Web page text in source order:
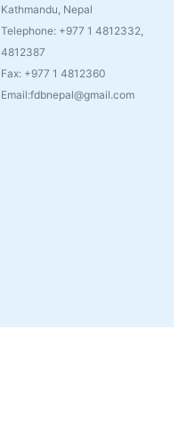
Kathmandu, Nepal
Telephone: +977 1 4812332,
4812387
Fax: +977 1 4812360
Email:fdbnepal@gmail.com